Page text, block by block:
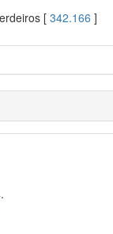
[342.166 ]